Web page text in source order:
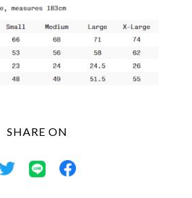
SHARE ON